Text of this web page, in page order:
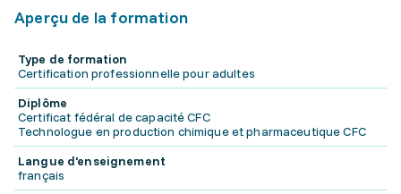
Aperçu de la formation
Type de formation
Certification professionnelle pour adultes
Diplôme
Certificat fédéral de capacité CFC
Technologue en production chimique et pharmaceutique CFC
Langue d'enseignement
français